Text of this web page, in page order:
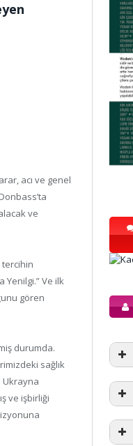
acı ve genel
ve
tercihin
Yenilgi.” Ve ilk
gören
durumda.
sağlık
Ukrayna
ve işbirliği